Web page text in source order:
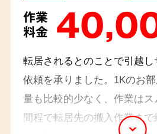
作業
料金
転居されるとのことで引越
依頼を承りました。1Kのお
量も比較的少なく、作業は
間程で転居先の搬入作業ま